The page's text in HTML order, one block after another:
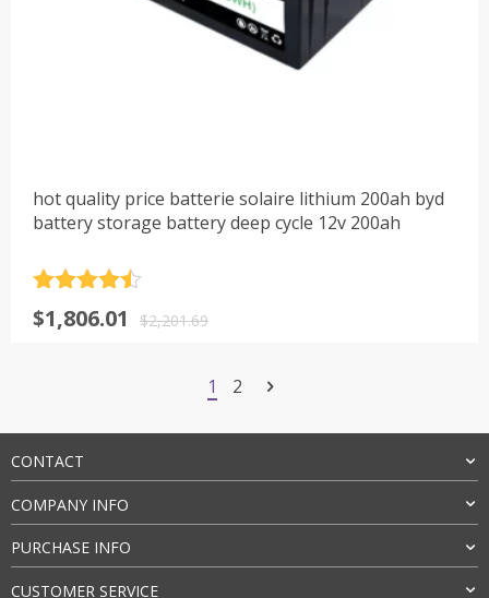
hot quality price batterie solaire lithium 200ah byd
battery storage battery deep cycle 12v 200ah
&sol; 5
$2,201.69
原
$1,806.01
当
1 2
CONTACT
COMPANY INFO
PURCHASE INFO
CUSTOMER SERVICE